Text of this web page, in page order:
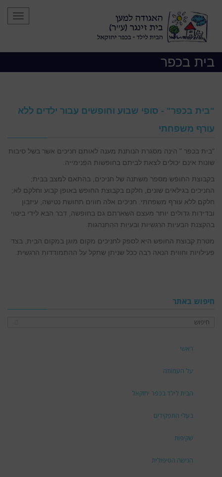
בית בכפר
"בית בכפר" - סופי שבוע וחופשים עבור ילדים ללא
עורף משפחתי
"בית בכפר " הינה מסגרת הנותנת מענה לאותם חניכים אשר בשל סיבות
שונות אינם יכולים לצאת לביתם בחופשות הפנימייה.
בקבוצת החופש מספר משתנה של חניכים, בהתאם למצב בבית;
החניכים בגילאים שונים, חלקם בקבוצת החופש באופן קבוע וחלקם לא;
חלקם ללא עורף משפחתי. חניכים אלה חווים תחושת נטישה, עיזבון
ובדידות גדולים יותר מעצם השארתם גם בחופשה, דבר הבא לידי ביטוי
בהקצנת הבעיות הרגשיות ובעיות ההתנהגות.
מטרת קבוצת החופש היא לספק לחניכים מקום מוגן במקום הבית, בצד
פעילויות וחווית הנאה רבה ככל שניתן שתקל על ההתמודדות הרגשית.
חיפוש באתר
ראשי
על העמותה
הבית לילד בכפר יחזקאל
בעלי התפקידים
שקיפות
הגישה הטיפולית